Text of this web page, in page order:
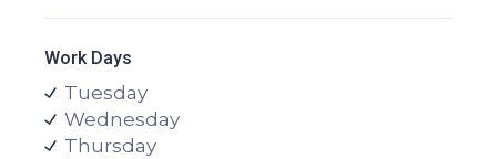
Work Days
Tuesday
Wednesday
Thursday